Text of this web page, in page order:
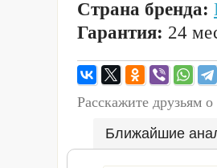
Страна бренда:
Гарантия: 24
Расскажите друзьям
Ближайшие